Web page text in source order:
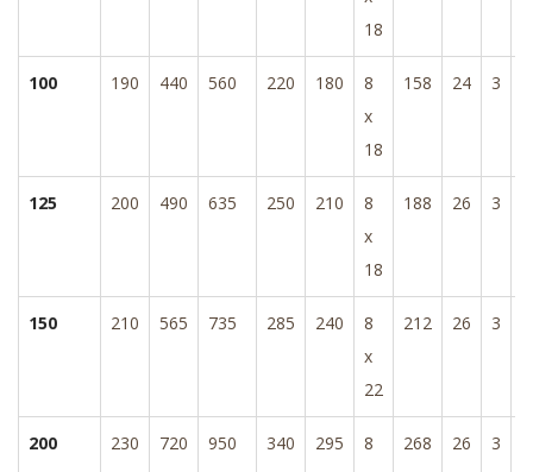
18
100 190 440 560 220 180
8
x
18
158 24 3
125 200 490 635 250 210
8
x
18
188 26 3
150 210 565 735 285 240
8
x
22
212 26 3
200 230 720 950 340 295
8
268 26 3